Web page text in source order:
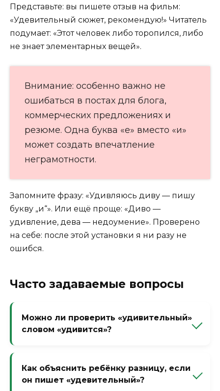
Представьте: вы пишете отзыв на фильм:
«Удевительный сюжет, рекомендую!» Читатель
подумает: «Этот человек либо торопился, либо
не знает элементарных вещей».
Внимание: особенно важно не
ошибаться в постах для блога,
коммерческих предложениях и
резюме. Одна буква «е» вместо «и»
может создать впечатление
неграмотности.
Запомните фразу: «Удивляюсь диву — пишу
букву „и“». Или ещё проще: «Диво —
удивление, дева — недоумение». Проверено
на себе: после этой установки я ни разу не
ошибся.
Часто задаваемые вопросы
Можно ли проверить «удивительный»
словом «удивится»?
не поможет отличить «и» от «е» — вам
нужно именно «диво» с чёткой буквой «и»
Как объяснить ребёнку разницу, если
он пишет «удевительный»?